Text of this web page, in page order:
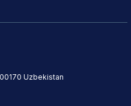
Uzbekistan